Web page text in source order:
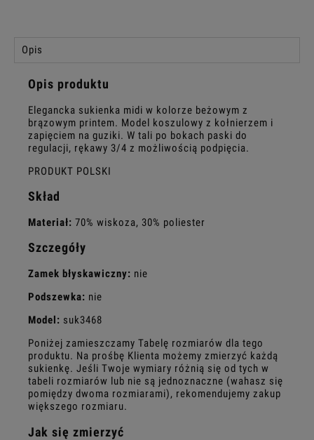
Opis
Opis produktu
Elegancka sukienka midi w kolorze beżowym z
brązowym printem. Model koszulowy z kołnierzem i
zapięciem na guziki. W tali po bokach paski do
regulacji, rękawy 3/4 z możliwością podpięcia.
PRODUKT POLSKI
Skład
Materiał: 70% wiskoza, 30% poliester
Szczegóły
Zamek błyskawiczny: nie
Podszewka: nie
Model: suk3468
Poniżej zamieszczamy Tabelę rozmiarów dla tego
produktu. Na prośbę Klienta możemy zmierzyć każdą
sukienkę. Jeśli Twoje wymiary różnią się od tych w
tabeli rozmiarów lub nie są jednoznaczne (wahasz się
pomiędzy dwoma rozmiarami), rekomendujemy zakup
większego rozmiaru.
Jak się zmierzyć